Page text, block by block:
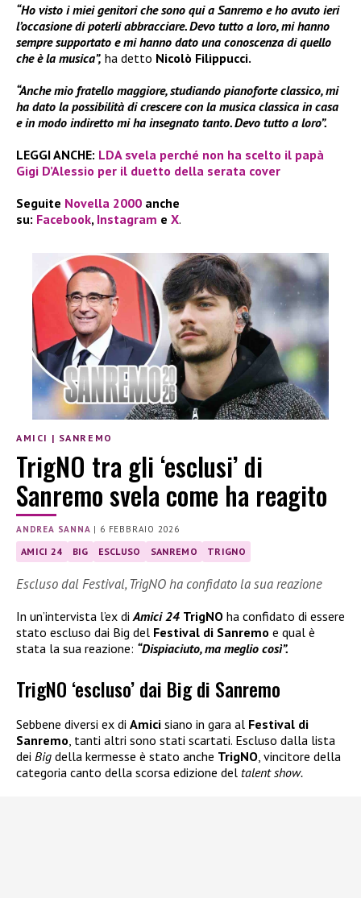
“Ho visto i miei genitori che sono qui a Sanremo e ho avuto ieri
l’occasione di poterli abbracciare. Devo tutto a loro, mi hanno
sempre supportato e mi hanno dato una conoscenza di quello
che è la musica”, ha detto Nicolò Filippucci.
“Anche mio fratello maggiore, studiando pianoforte classico, mi
ha dato la possibilità di crescere con la musica classica in casa
e in modo indiretto mi ha insegnato tanto. Devo tutto a loro”.
LEGGI ANCHE: LDA svela perché non ha scelto il papà
Gigi D’Alessio per il duetto della serata cover
Seguite Novella 2000 anche
su: Facebook, Instagram e X.
AMICI | SANREMO
TrigNO tra gli ‘esclusi’ di
Sanremo svela come ha reagito
ANDREA SANNA | 6 FEBBRAIO 2026
AMICI 24 BIG ESCLUSO SANREMO TRIGNO
Escluso dal Festival, TrigNO ha confidato la sua reazione
In un’intervista l’ex di Amici 24 TrigNO ha confidato di essere
stato escluso dai Big del Festival di Sanremo e qual è
stata la sua reazione: “Dispiaciuto, ma meglio così”.
TrigNO ‘escluso’ dai Big di Sanremo
Sebbene diversi ex di Amici siano in gara al Festival di
Sanremo, tanti altri sono stati scartati. Escluso dalla lista
dei Big della kermesse è stato anche TrigNO, vincitore della
categoria canto della scorsa edizione del talent show.